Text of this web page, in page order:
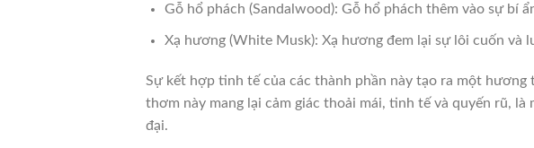
Gỗ hổ phách (Sandalwood): Gỗ hổ phách thêm vào sự bí
Xạ hương (White Musk): Xạ hương đem lại sự lôi cuốn và
Sự kết hợp tinh tế của các thành phần này tạo ra một
thơm này mang lại cảm giác thoải mái, tinh tế và quyến rũ,
đại.